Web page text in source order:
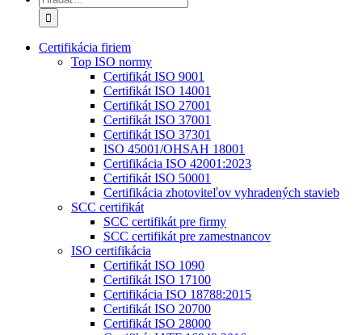
Certifikácia firiem
Top ISO normy
Certifikát ISO 9001
Certifikát ISO 14001
Certifikát ISO 27001
Certifikát ISO 37001
Certifikát ISO 37301
ISO 45001/OHSAH 18001
Certifikácia ISO 42001:2023
Certifikát ISO 50001
Certifikácia zhotoviteľov vyhradených stavieb
SCC certifikát
SCC certifikát pre firmy
SCC certifikát pre zamestnancov
ISO certifikácia
Certifikát ISO 1090
Certifikát ISO 17100
Certifikácia ISO 18788:2015
Certifikát ISO 20700
Certifikát ISO 28000